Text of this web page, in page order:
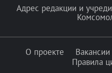
Адрес редакции и
О проекте Вакансии
Правила